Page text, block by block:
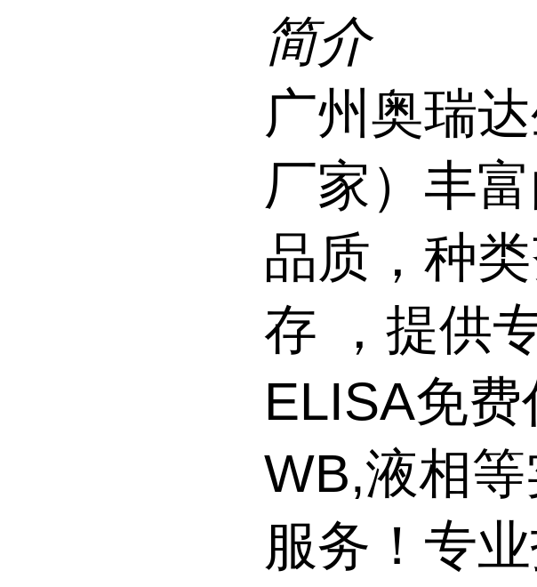
简介
广州奥瑞
厂家）丰
品质，种
存 ，提供
ELISA免费
WB,液相
服务！专